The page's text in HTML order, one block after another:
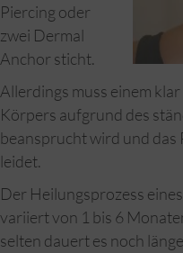
Piercing oder
zwei Dermal
Anchor sticht.
Allerdings muss einem klar
Körpers aufgrund des
beansprucht wird und
leidet.
Der Heilungsprozess
variiert von 1 bis 6
selten dauert es noch